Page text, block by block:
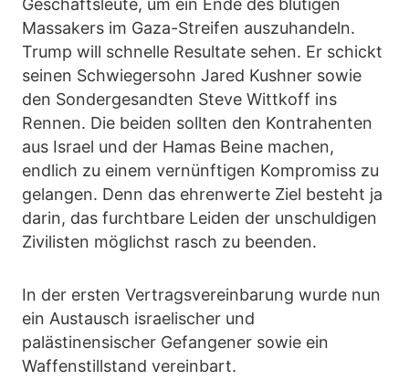
Geschäftsleute, um ein Ende des blutigen
Massakers im Gaza-Streifen auszuhandeln.
Trump will schnelle Resultate sehen. Er schickt
seinen Schwiegersohn Jared Kushner sowie
den Sondergesandten Steve Wittkoff ins
Rennen. Die beiden sollten den Kontrahenten
aus Israel und der Hamas Beine machen,
endlich zu einem vernünftigen Kompromiss zu
gelangen. Denn das ehrenwerte Ziel besteht ja
darin, das furchtbare Leiden der unschuldigen
Zivilisten möglichst rasch zu beenden.
In der ersten Vertragsvereinbarung wurde nun
ein Austausch israelischer und
palästinensischer Gefangener sowie ein
Waffenstillstand vereinbart.